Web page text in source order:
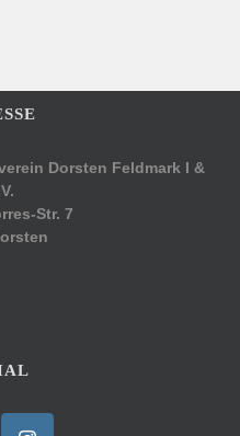
Dorsten Feldmark I &
Str. 7